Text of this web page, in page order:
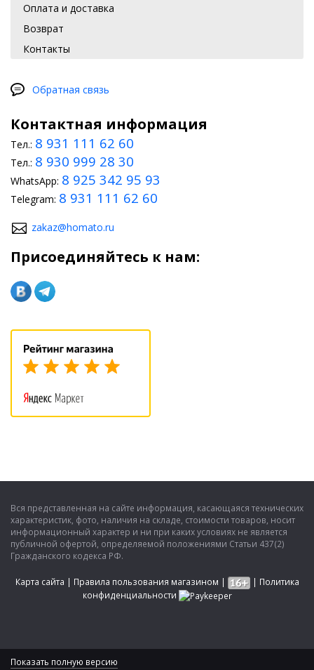
Оплата и доставка
Возврат
Контакты
Обратная связь
Контактная информация
Тел.: 8 931 111 62 60
Тел.: 8 930 999 28 30
WhatsApp: 8 925 342 95 93
Telegram: 8 931 111 62 60
zakaz@homato.ru
Присоединяйтесь к нам:
Вся представленная на сайте информация, касающаяся технических
характеристик, фото, наличия на складе, стоимости товаров, носит
информационный характер и ни при каких условиях не является
публичной офертой, определяемой положениями Статьи 437(2)
Гражданского кодекса РФ.
Карта сайта | Правила пользования магазином | | Политика
конфиденциальности
Показать полную версию